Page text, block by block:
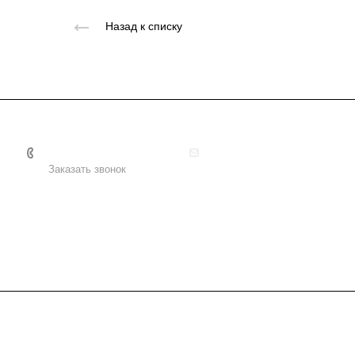
Назад к списку
Заказать звонок